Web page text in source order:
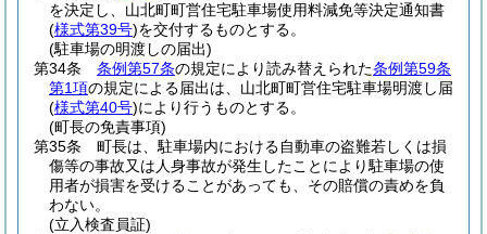
を決定し、山北町町営住宅駐車場使用料減免等決定通知書
(様式第39号)を交付するものとする。
(駐車場の明渡しの届出)
第34条
条例第57条の規定により読み替えられた条例第59条
第1項の規定による届出は、山北町町営住宅駐車場明渡し届
(様式第40号)により行うものとする。
(町長の免責事項)
第35条
町長は、駐車場内における自動車の盗難若しくは損
傷等の事故又は人身事故が発生したことにより駐車場の使
用者が損害を受けることがあっても、その賠償の責めを負
わない。
(立入検査員証)